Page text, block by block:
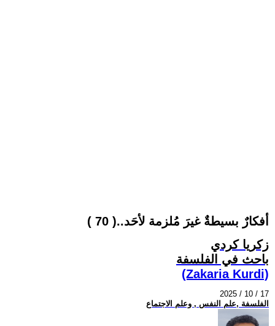
أفكارٌ بسيطةٌ غيرَ مُلزمة لأحَد..( 70 )
زكريا كردي
باحث في الفلسفة
(Zakaria Kurdi)
2025 / 10 / 17
الفلسفة ,علم النفس , وعلم الاجتماع